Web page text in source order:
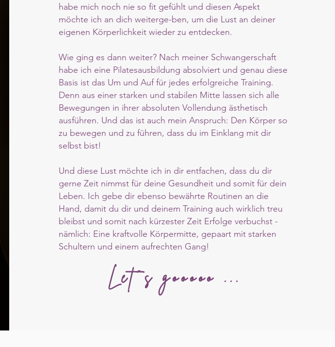
habe mich noch nie so fit gefühlt und diesen Aspekt
möchte ich an dich weiterge-ben, um die Lust an deiner
eigenen Körperlichkeit wieder zu entdecken.
Wie ging es dann weiter? Nach meiner Schwangerschaft
habe ich eine Pilatesausbildung absolviert und genau diese
Basis ist das Um und Auf für jedes erfolgreiche Training.
Denn aus einer starken und stabilen Mitte lassen sich alle
Bewegungen in ihrer absoluten Vollendung ästhetisch
ausführen. Und das ist auch mein Anspruch: Den Körper so
zu bewegen und zu führen, dass du im Einklang mit dir
selbst bist!
Und diese Lust möchte ich in dir entfachen, dass du dir
gerne Zeit nimmst für deine Gesundheit und somit für dein
Leben. Ich gebe dir ebenso bewährte Routinen an die
Hand, damit du dir und deinem Training auch wirklich treu
bleibst und somit nach kürzester Zeit Erfolge verbuchst -
nämlich: Eine kraftvolle Körpermitte, gepaart mit starken
Schultern und einem aufrechten Gang!
Let´s gooooo ...